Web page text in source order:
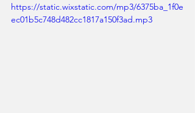
https://static.wixstatic.com/mp3/6375ba_1f0e
ec01b5c748d482cc1817a150f3ad.mp3